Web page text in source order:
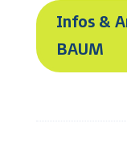
Infos &
BAUM